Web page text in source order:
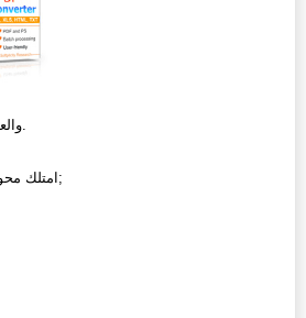
من PDF إلى WMF والعديد من الصيغ الأخرى.
امتلك محول سطح المكتب الذي يعمل بدون إنترنت;